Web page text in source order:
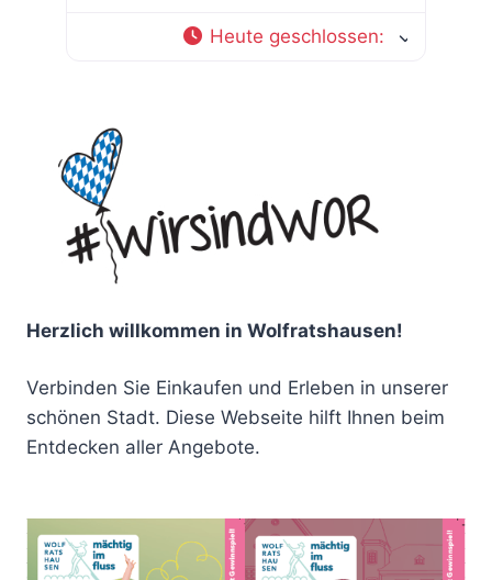
Heute geschlossen:
Herzlich willkommen in Wolfratshausen!
Verbinden Sie Einkaufen und Erleben in unserer
schönen Stadt. Diese Webseite hilft Ihnen beim
Entdecken aller Angebote.